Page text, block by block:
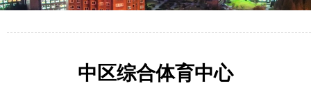
中区综合体育中心